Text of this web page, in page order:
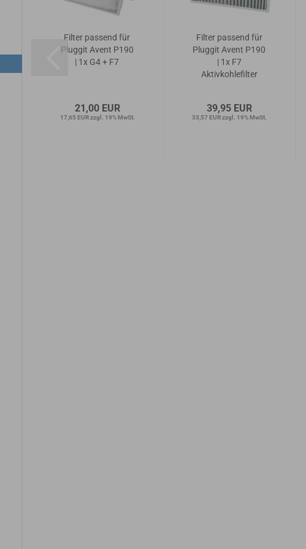
Filter passend für
Pluggit Avent P190
| 1x G4 + F7
21,00 EUR
17,65 EUR zzgl. 19% MwSt.
Filter passend für
Pluggit Avent P190
| 1x F7
Aktivkohlefilter
39,95 EUR
33,57 EUR zzgl. 19% MwSt.